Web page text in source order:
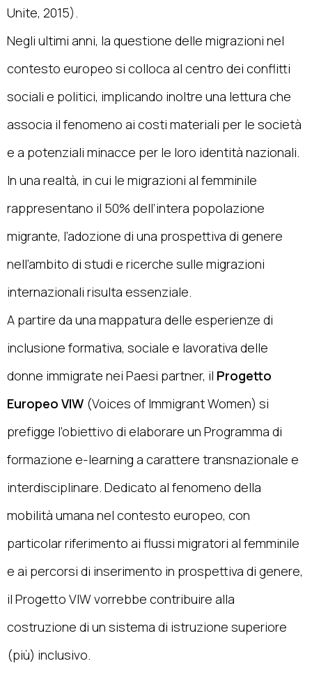
Unite, 2015).
Negli ultimi anni, la questione delle migrazioni nel
contesto europeo si colloca al centro dei conflitti
sociali e politici, implicando inoltre una lettura che
associa il fenomeno ai costi materiali per le società
e a potenziali minacce per le loro identità nazionali.
In una realtà, in cui le migrazioni al femminile
rappresentano il 50% dell’intera popolazione
migrante, l’adozione di una prospettiva di genere
nell’ambito di studi e ricerche sulle migrazioni
internazionali risulta essenziale.
A partire da una mappatura delle esperienze di
inclusione formativa, sociale e lavorativa delle
donne immigrate nei Paesi partner, il Progetto
Europeo VIW (Voices of Immigrant Women) si
prefigge l’obiettivo di elaborare un Programma di
formazione e-learning a carattere transnazionale e
interdisciplinare. Dedicato al fenomeno della
mobilità umana nel contesto europeo, con
particolar riferimento ai flussi migratori al femminile
e ai percorsi di inserimento in prospettiva di genere,
il Progetto VIW vorrebbe contribuire alla
costruzione di un sistema di istruzione superiore
(più) inclusivo.